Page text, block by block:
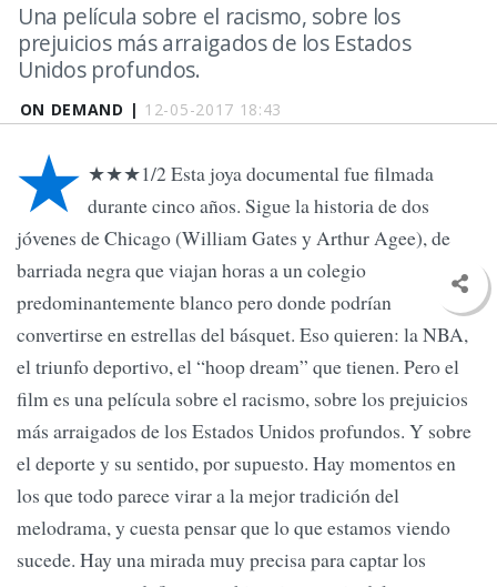
ON DEMAND | 12-05-2017 18:43
Una película sobre el racismo, sobre los
prejuicios más arraigados de los Estados
Unidos profundos.
★ ★★★1/2 Esta joya documental fue filmada
durante cinco años. Sigue la historia de dos
jóvenes de Chicago (William Gates y Arthur Agee), de
barriada negra que viajan horas a un colegio
predominantemente blanco pero donde podrían
convertirse en estrellas del básquet. Eso quieren: la NBA,
el triunfo deportivo, el “hoop dream” que tienen. Pero el
film es una película sobre el racismo, sobre los prejuicios
más arraigados de los Estados Unidos profundos. Y sobre
el deporte y su sentido, por supuesto. Hay momentos en
los que todo parece virar a la mejor tradición del
melodrama, y cuesta pensar que lo que estamos viendo
sucede. Hay una mirada muy precisa para captar los